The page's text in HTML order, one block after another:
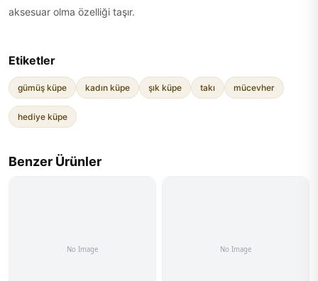
aksesuar olma özelliği taşır.
Etiketler
gümüş küpe kadın küpe şık küpe takı mücevher
hediye küpe
Benzer Ürünler